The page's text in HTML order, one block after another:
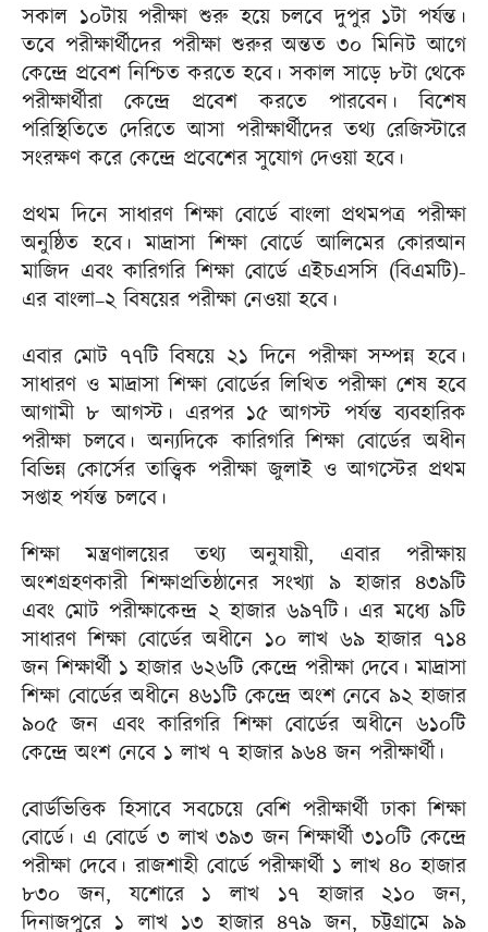
সকাল ১০টায় পরীক্ষা শুরু হয়ে চলবে দুপুর ১টা পর্যন্ত।
তবে পরীক্ষার্থীদের পরীক্ষা শুরুর অন্তত ৩০ মিনিট আগে
কেন্দ্রে প্রবেশ নিশ্চিত করতে হবে। সকাল সাড়ে ৮টা থেকে
পরীক্ষার্থীরা কেন্দ্রে প্রবেশ করতে পারবেন। বিশেষ
পরিস্থিতিতে দেরিতে আসা পরীক্ষার্থীদের তথ্য রেজিস্টারে
সংরক্ষণ করে কেন্দ্রে প্রবেশের সুযোগ দেওয়া হবে।
প্রথম দিনে সাধারণ শিক্ষা বোর্ডে বাংলা প্রথমপত্র পরীক্ষা
অনুষ্ঠিত হবে। মাদ্রাসা শিক্ষা বোর্ডে আলিমের কোরআন
মাজিদ এবং কারিগরি শিক্ষা বোর্ডে এইচএসসি (বিএমটি)-
এর বাংলা–২ বিষয়ের পরীক্ষা নেওয়া হবে।
এবার মোট ৭৭টি বিষয়ে ২১ দিনে পরীক্ষা সম্পন্ন হবে।
সাধারণ ও মাদ্রাসা শিক্ষা বোর্ডের লিখিত পরীক্ষা শেষ হবে
আগামী ৮ আগস্ট। এরপর ১৫ আগস্ট পর্যন্ত ব্যবহারিক
পরীক্ষা চলবে। অন্যদিকে কারিগরি শিক্ষা বোর্ডের অধীন
বিভিন্ন কোর্সের তাত্ত্বিক পরীক্ষা জুলাই ও আগস্টের প্রথম
সপ্তাহ পর্যন্ত চলবে।
শিক্ষা মন্ত্রণালয়ের তথ্য অনুযায়ী, এবার পরীক্ষায়
অংশগ্রহণকারী শিক্ষাপ্রতিষ্ঠানের সংখ্যা ৯ হাজার ৪৩৯টি
এবং মোট পরীক্ষাকেন্দ্র ২ হাজার ৬৯৭টি। এর মধ্যে ৯টি
সাধারণ শিক্ষা বোর্ডের অধীনে ১০ লাখ ৬৯ হাজার ৭১৪
জন শিক্ষার্থী ১ হাজার ৬২৬টি কেন্দ্রে পরীক্ষা দেবে। মাদ্রাসা
শিক্ষা বোর্ডের অধীনে ৪৬১টি কেন্দ্রে অংশ নেবে ৯২ হাজার
৯০৫ জন এবং কারিগরি শিক্ষা বোর্ডের অধীনে ৬১০টি
কেন্দ্রে অংশ নেবে ১ লাখ ৭ হাজার ৯৬৪ জন পরীক্ষার্থী।
বোর্ডভিত্তিক হিসাবে সবচেয়ে বেশি পরীক্ষার্থী ঢাকা শিক্ষা
বোর্ডে। এ বোর্ডে ৩ লাখ ৩৯৩ জন শিক্ষার্থী ৩১০টি কেন্দ্রে
পরীক্ষা দেবে। রাজশাহী বোর্ডে পরীক্ষার্থী ১ লাখ ৪০ হাজার
৮৩০ জন, যশোরে ১ লাখ ১৭ হাজার ২১০ জন,
দিনাজপুরে ১ লাখ ১৩ হাজার ৪৭৯ জন, চট্টগ্রামে ৯৯